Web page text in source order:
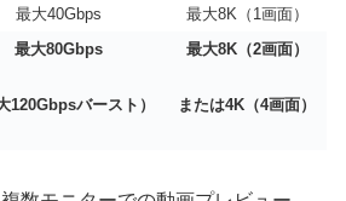
最大40Gbps 最大8K（1画面）
最大80Gbps
120Gbpsバースト）
最大8K（2画面）
または4K（4画面）